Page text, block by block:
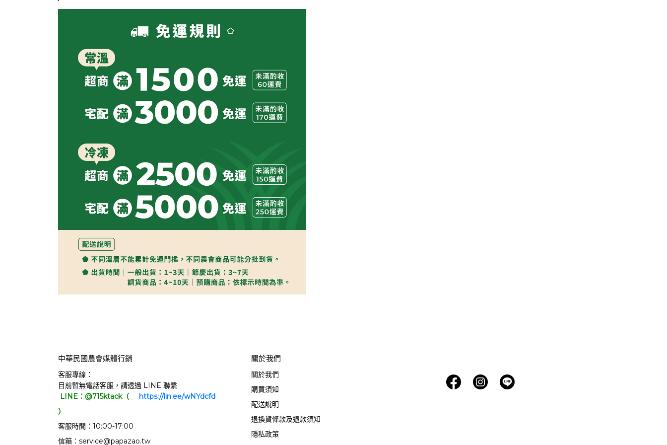
中華民國農會媒體行銷
客服專線：
目前暫無電話客服，請透過 LINE 聯繫
LINE：@715ktack（
）
客服時間：10:00-17:00
信箱：service@papazao.tw
關於我們
關於我們
購買須知
配送說明
退換貨條款及退款須知
隱私政策